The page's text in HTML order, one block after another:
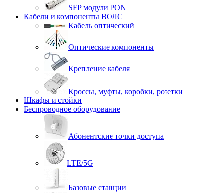
SFP модули PON
Кабели и компоненты ВОЛС
Кабель оптический
Оптические компоненты
Крепление кабеля
Кроссы, муфты, коробки, розетки
Шкафы и стойки
Беспроводное оборудование
Абонентские точки доступа
LTE/5G
Базовые станции